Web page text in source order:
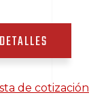
de cotización